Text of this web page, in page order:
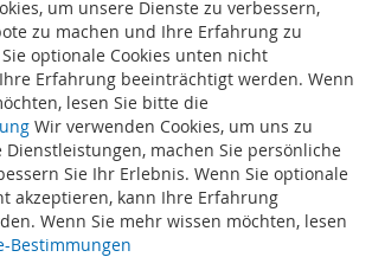
um unsere Dienste zu verbessern,
zu machen und Ihre Erfahrung zu
optionale Cookies unten nicht
Erfahrung beeinträchtigt werden. Wenn
lesen Sie bitte die
Wir verwenden Cookies, um uns zu
machen Sie persönliche
Sie Ihr Erlebnis. Wenn Sie optionale
akzeptieren, kann Ihre Erfahrung
Wenn Sie mehr wissen möchten, lesen
Bestimmungen